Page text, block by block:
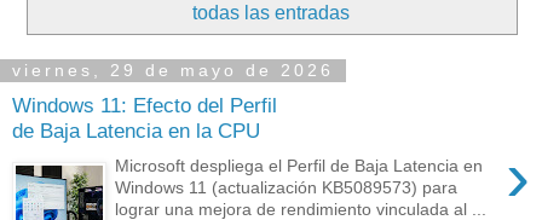
todas las entradas
viernes, 29 de mayo de 2026
Windows 11: Efecto del Perfil
de Baja Latencia en la CPU
›
Microsoft despliega el Perfil de Baja Latencia en
Windows 11 (actualización KB5089573) para
lograr una mejora de rendimiento vinculada al ...